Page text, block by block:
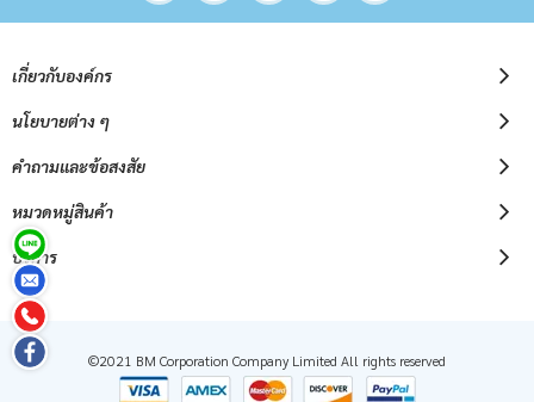
เกี่ยวกับองค์กร
นโยบายต่าง ๆ
คำถามและข้อสงสัย
หมวดหมู่สินค้า
บริการ
©2021 BM Corporation Company Limited All rights reserved